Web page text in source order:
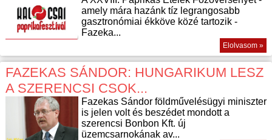
amely mára hazánk tíz legrangosabb
gasztronómiai ékköve közé tartozik -
Fazeka...
Elolvasom »
FAZEKAS SÁNDOR: HUNGARIKUM LESZ
A SZERENCSI CSOK...
Fazekas Sándor földművelésügyi miniszter
is jelen volt és beszédet mondott a
szerencsi Bonbon Kft. új
üzemcsarnokának av...